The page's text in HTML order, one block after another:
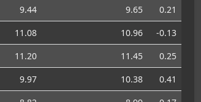
9.44 9.65
0.21
11.08 10.96
-0.13
11.20 11.45
0.25
9.97 10.38
0.41